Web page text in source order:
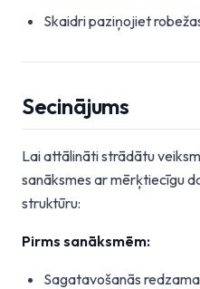
Skaidri paziņojiet
Secinājums
Lai attālināti strādātu
sanāksmes ar mērķtiecīgu
struktūru:
Pirms sanāksmēm:
Sagatavošanās redzama